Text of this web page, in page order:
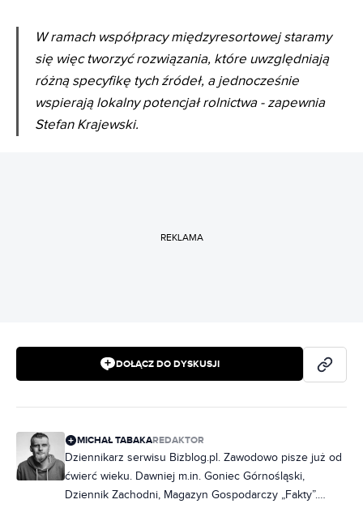
W ramach współpracy międzyresortowej staramy
się więc tworzyć rozwiązania, które uwzględniają
różną specyfikę tych źródeł, a jednocześnie
wspierają lokalny potencjał rolnictwa - zapewnia
Stefan Krajewski.
REKLAMA
DOŁĄCZ DO DYSKUSJI
MICHAŁ TABAKAREDAKTOR
Dziennikarz serwisu Bizblog.pl. Zawodowo pisze już od
ćwierć wieku. Dawniej m.in. Goniec Górnośląski,
Dziennik Zachodni, Magazyn Gospodarczy „Fakty”.